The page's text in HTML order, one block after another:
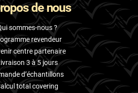
de nous
sommes-nous ?
revendeur
centre partenaire
3 à 5 jours
d’échantillons
total covering